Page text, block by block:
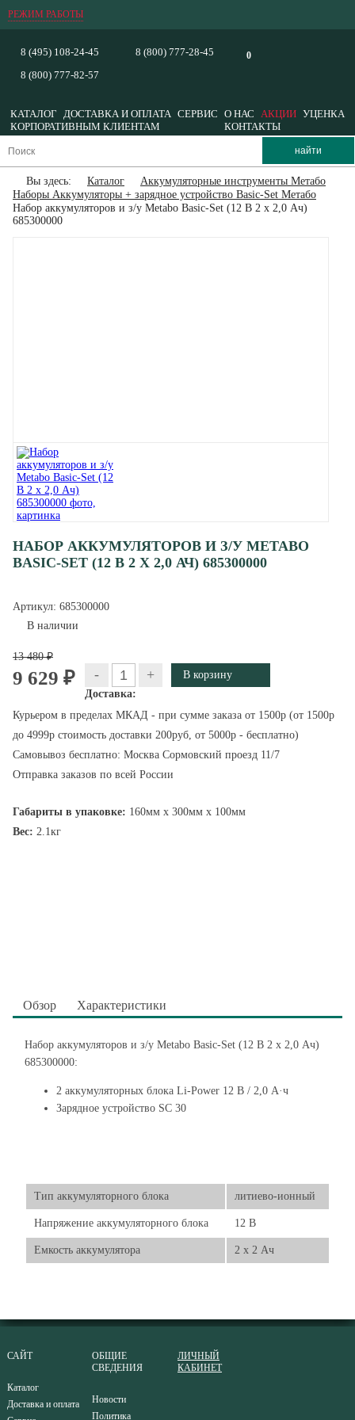
РЕЖИМ РАБОТЫ
0
8 (495) 108-24-45
8 (800) 777-82-57
8 (800) 777-28-45
КАТАЛОГ ДОСТАВКА И ОПЛАТА СЕРВИС О НАС АКЦИИ УЦЕНКА
КОРПОРАТИВНЫМ КЛИЕНТАМ
КОНТАКТЫ
Вы здесь: Каталог
Аккумуляторные инструменты Метабо
Наборы Аккумуляторы + зарядное устройство Basic-Set Метабо
Набор аккумуляторов и з/у Metabo Basic-Set (12 В 2 x 2,0 Ач)
685300000
НАБОР АККУМУЛЯТОРОВ И З/У METABO
BASIC-SET (12 В 2 X 2,0 АЧ) 685300000
Артикул: 685300000
В наличии
13 480 ₽
9 629 ₽ - +
Доставка:
Курьером в пределах МКАД - при сумме заказа от 1500р (от 1500р
до 4999р стоимость доставки 200руб, от 5000р - бесплатно)
Самовывоз бесплатно: Москва Сормовский проезд 11/7
Отправка заказов по всей России
Габариты в упаковке: 160мм x 300мм x 100мм
Вес: 2.1кг
Обзор Характеристики
Набор аккумуляторов и з/у Metabo Basic-Set (12 В 2 x 2,0 Ач)
685300000:
2 аккумуляторных блока Li-Power 12 В / 2,0 А·ч
Зарядное устройство SC 30
Тип аккумуляторного блока литиево-ионный
Напряжение аккумуляторного блока 12 В
Емкость аккумулятора 2 x 2 Ач
САЙТ
Каталог
Доставка и оплата
ОБЩИЕ
СВЕДЕНИЯ
Новости
Политика
ЛИЧНЫЙ
КАБИНЕТ